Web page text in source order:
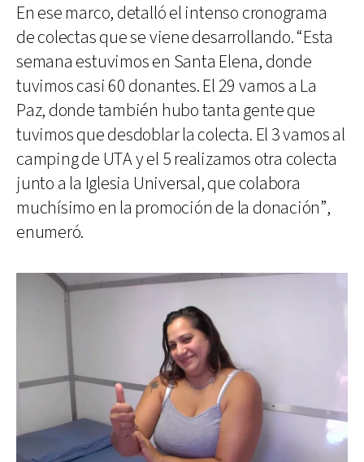
En ese marco, detalló el intenso cronograma
de colectas que se viene desarrollando. “Esta
semana estuvimos en Santa Elena, donde
tuvimos casi 60 donantes. El 29 vamos a La
Paz, donde también hubo tanta gente que
tuvimos que desdoblar la colecta. El 3 vamos al
camping de UTA y el 5 realizamos otra colecta
junto a la Iglesia Universal, que colabora
muchísimo en la promoción de la donación”,
enumeró.